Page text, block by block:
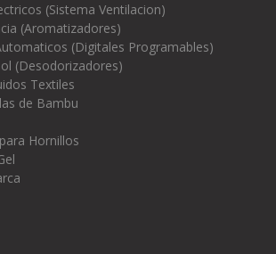
(Sistema Ventilacion)
(Aromatizadores)
(Digitales Programables)
(Desodorizadores)
Textiles
de Bambu
Hornillos